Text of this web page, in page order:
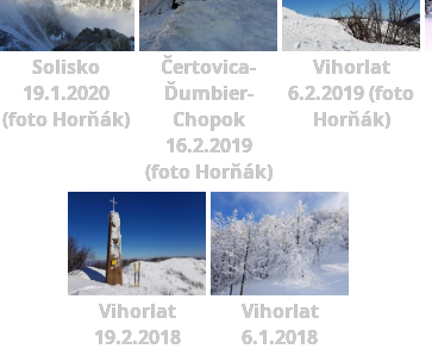
Solisko
19.1.2020
(foto Horňák)
Čertovica-
Ďumbier-
Chopok
16.2.2019
(foto Horňák)
Vihorlat
6.2.2019 (foto
Horňák)
Vihorlat
19.2.2018
Vihorlat
6.1.2018